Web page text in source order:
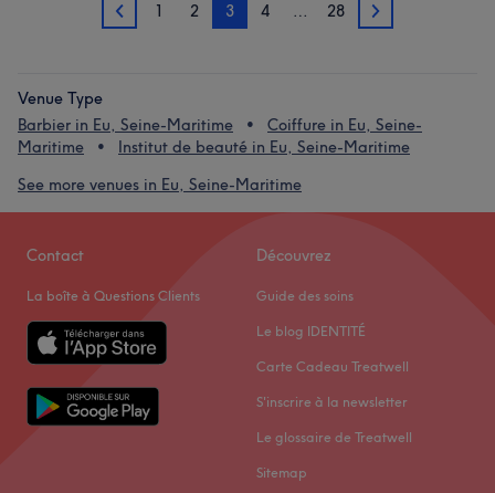
2 1 2 3 4 … 28 4
Venue Type
Barbier in Eu, Seine-Maritime
Coiffure in Eu, Seine-
Maritime
Institut de beauté in Eu, Seine-Maritime
See more venues in Eu, Seine-Maritime
Contact
La boîte à Questions Clients
Découvrez
Guide des soins
Le blog IDENTITÉ
Carte Cadeau Treatwell
S'inscrire à la newsletter
Le glossaire de Treatwell
Sitemap